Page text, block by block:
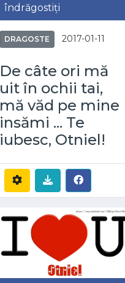
îndrăgostiți
DRAGOSTE 2017-01-11
De câte ori mă
uit în ochii tai,
mă văd pe mine
insămi ... Te
iubesc, Otniel!